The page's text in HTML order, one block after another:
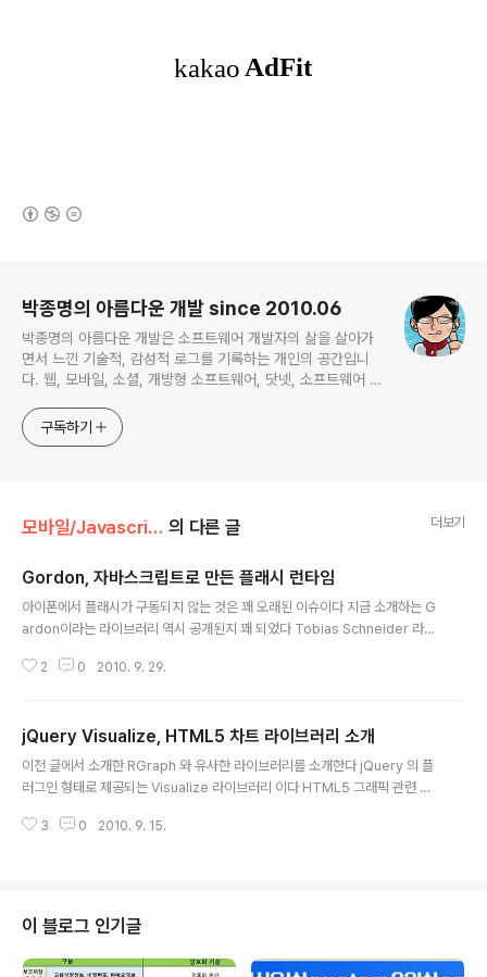
박종명의 아름다운 개발 since 2010.06
박종명의 아름다운 개발은 소프트웨어 개발자의 삶을 살아가
면서 느낀 기술적, 감성적 로그를 기록하는 개인의 공간입니
다. 웹, 모바일, 소셜, 개방형 소프트웨어, 닷넷, 소프트웨어 공
술 분야를 위주로 글을 채워나갈 예정입니다. 간혹 무의미한
잡설도 포함한채...
구독하기
모바일/Javascript 의 다른 글 더보기
Gordon, 자바스크립트로 만든 플래시 런타임
아이폰에서 플래시가 구동되지 않는 것은 꽤 오래된 이슈이다 지금 소개하는 G
ardon이라는 라이브러리 역시 공개된지 꽤 되었다 Tobias Schneider 라는
트(& SVG) 만으로 플래시를 구동시켜 주는 오픈소스 라이브러리이다 플래시
수 있다 다음의 github 사이트를 통해 라이브러리의 소스가 제공된다 http://gi
thub.com/tobeytailor/gordon 그리고 이 라이브러리를 이용해 플래시를
구동시키는 데모는 아래 사이트에서 확인할 수 있다 http://paulir..
2 0 2010. 9. 29.
jQuery Visualize, HTML5 차트 라이브러리 소개
이전 글에서 소개한 RGraph 와 유사한 라이브러리를 소개한다 jQuery 의 플
러그인 형태로 제공되는 Visualize 라이브러리 이다 HTML5 그래픽 관련 툴
준안이 완성되지 않은 기술에 기반 라이브러리가 먼저 등장하는 점은 HTML5
하는 반면, Visualize 는 HTML 테이블에 정의된 데이터를 자동으로 분석해서
차트로 변환해 주는 특징이 있다 또한 RGraph 처럼 브..
3 0 2010. 9. 15.
이 블로그 인기글